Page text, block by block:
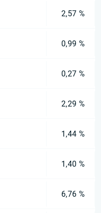
2,57 %
0,99 %
0,27 %
2,29 %
1,44 %
1,40 %
6,76 %